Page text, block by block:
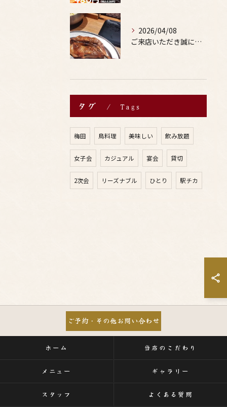
2026/04/08
ご来店いただき誠にありがとうございます。
タグ Tags
梅田 鳥料理 美味しい 飲み放題
女子会 カジュアル 宴会 貸切
2次会 リーズナブル ひとり 駅チカ
ご予約・その他お問い合わせ
ホーム 当店のこだわり
メニュー ギャラリー
スタッフ よくある質問